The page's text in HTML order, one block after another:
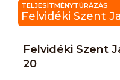
TELJESÍTMÉNYTÚRÁZÁS
Felvidéki Szent
20